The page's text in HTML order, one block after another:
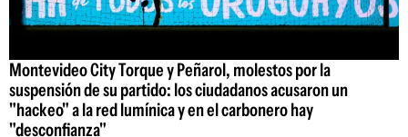
Montevideo City Torque y Peñarol, molestos por la
suspensión de su partido: los ciudadanos acusaron un
"hackeo" a la red lumínica y en el carbonero hay
"desconfianza"